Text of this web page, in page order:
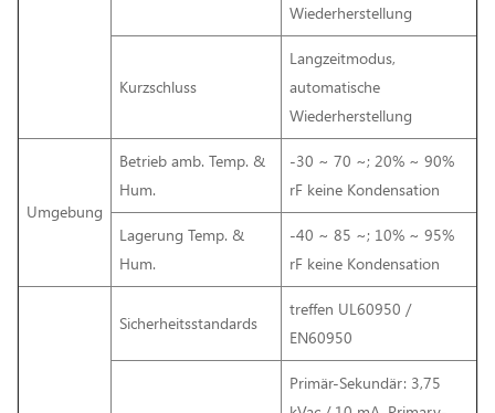
Wiederherstellung
Kurzschluss
Langzeitmodus,
automatische
Wiederherstellung
Umgebung
Betrieb amb. Temp. &
Hum.
-30 ~ 70 ~; 20% ~ 90%
rF keine Kondensation
Lagerung Temp. &
Hum.
-40 ~ 85 ~; 10% ~ 95%
rF keine Kondensation
Sicherheitsstandards
treffen UL60950 /
EN60950
Primär-Sekundär: 3,75